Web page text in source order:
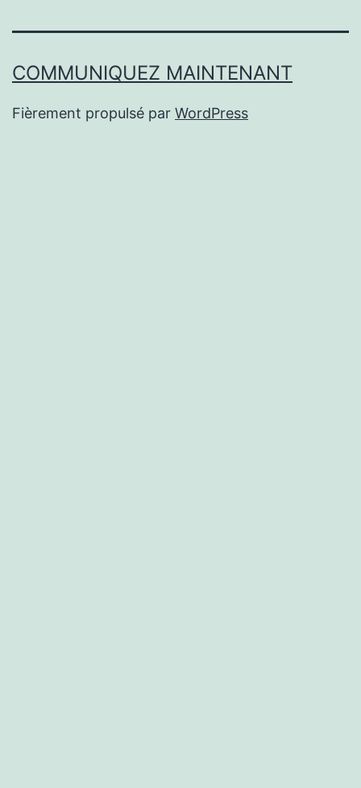
COMMUNIQUEZ MAINTENANT
Fièrement propulsé par WordPress